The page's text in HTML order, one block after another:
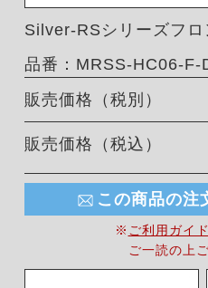
Silver-RSシリーズフロ
品番：MRSS-HC06-F-
販売価格（税別）
販売価格（税込）
この商品の注
※ ご利用ガイ
ご一読の上